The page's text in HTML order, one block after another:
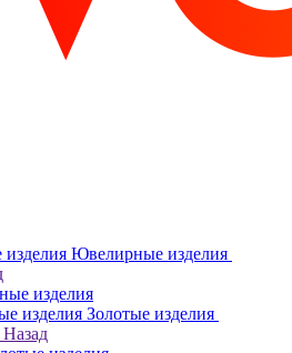
Ювелирные изделия
изделия
Золотые изделия
Назад